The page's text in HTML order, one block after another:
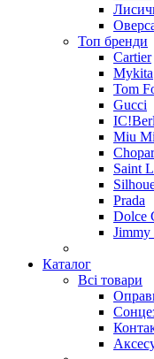
Топ бренди
Cartier
Mykita
Tom
Gucci
Miu
Saint
Prada
Dolce
Jimmy
Каталог
Всі товари